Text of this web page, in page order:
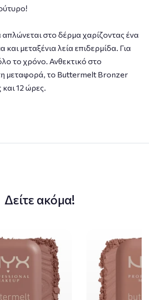
στο δέρμα χαρίζοντας ένα
και μεταξένια λεία επιδερμίδα. Για
το χρόνο. Ανθεκτικό στο
μεταφορά, το Buttermelt Bronzer
και 12 ώρες.
Δείτε ακόμα!